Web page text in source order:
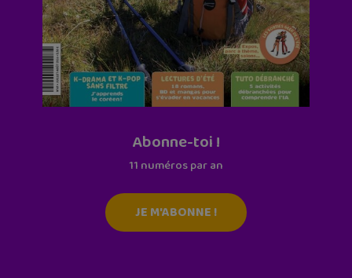
Abonne-toi !
11 numéros par an
JE M'ABONNE !